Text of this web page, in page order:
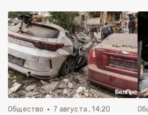
Общество 7 августа , 14:20